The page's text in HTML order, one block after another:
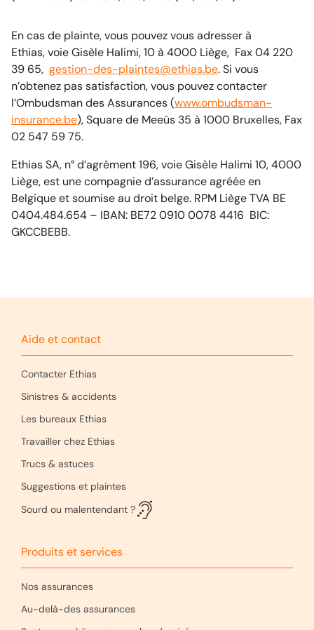
En cas de plainte, vous pouvez vous adresser à
Ethias, voie Gisèle Halimi, 10 à 4000 Liège, Fax 04 220
39 65, gestion-des-plaintes@ethias.be. Si vous
n’obtenez pas satisfaction, vous pouvez contacter
l’Ombudsman des Assurances (www.ombudsman-
insurance.be), Square de Meeûs 35 à 1000 Bruxelles, Fax
02 547 59 75.
Ethias SA, n° d’agrément 196, voie Gisèle Halimi 10, 4000
Liège, est une compagnie d’assurance agréée en
Belgique et soumise au droit belge. RPM Liège TVA BE
0404.484.654 – IBAN: BE72 0910 0078 4416 BIC:
GKCCBEBB.
Aide et contact
Contacter Ethias
Sinistres & accidents
Les bureaux Ethias
Travailler chez Ethias
Trucs & astuces
Suggestions et plaintes
Sourd ou malentendant ?
Produits et services
Nos assurances
Au-delà-des assurances